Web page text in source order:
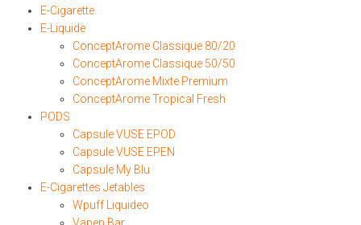
E-Cigarette
E-Liquide
ConceptArome Classique 80/20
ConceptArome Classique 50/50
ConceptArome Mixte Premium
ConceptArome Tropical Fresh
PODS
Capsule VUSE EPOD
Capsule VUSE EPEN
Capsule My Blu
E-Cigarettes Jetables
Wpuff Liquideo